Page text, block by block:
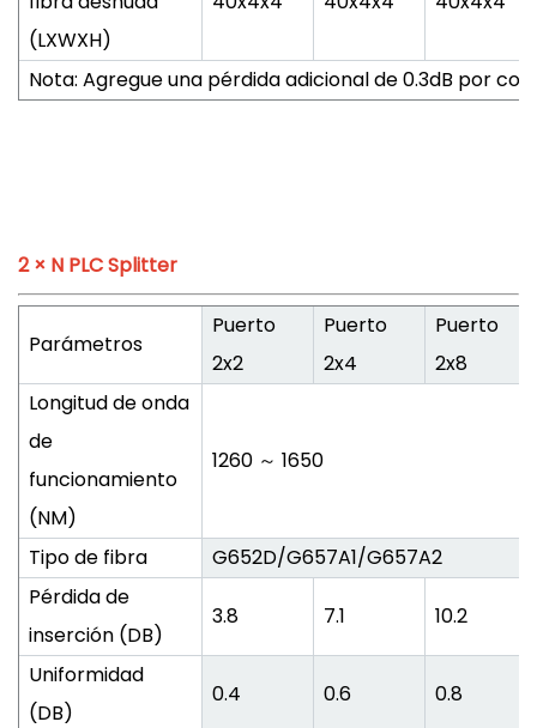
(LXWXH)
Nota: Agregue una pérdida adicional de 0.3dB por
2 × N PLC Splitter
Parámetros
Puerto
2x2
Puerto
2x4
Puerto
2x8
Longitud de onda
de
funcionamiento
(NM)
1260 ～ 1650
Tipo de fibra
G652D/G657A1/G657A2
Pérdida de
inserción (DB)
3.8 7.1 10.2
Uniformidad
(DB)
0.4 0.6 0.8